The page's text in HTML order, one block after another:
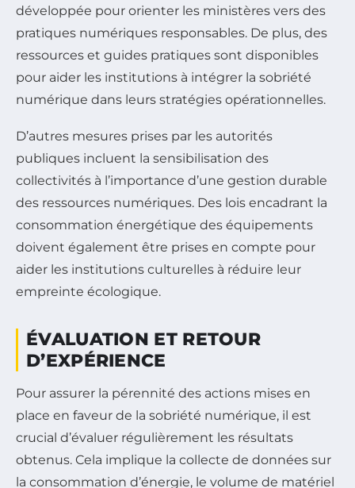
développée pour orienter les ministères vers des
pratiques numériques responsables. De plus, des
ressources et guides pratiques sont disponibles
pour aider les institutions à intégrer la sobriété
numérique dans leurs stratégies opérationnelles.
D’autres mesures prises par les autorités
publiques incluent la sensibilisation des
collectivités à l’importance d’une gestion durable
des ressources numériques. Des lois encadrant la
consommation énergétique des équipements
doivent également être prises en compte pour
aider les institutions culturelles à réduire leur
empreinte écologique.
ÉVALUATION ET RETOUR
D’EXPÉRIENCE
Pour assurer la pérennité des actions mises en
place en faveur de la sobriété numérique, il est
crucial d’évaluer régulièrement les résultats
obtenus. Cela implique la collecte de données sur
la consommation d’énergie, le volume de matériel